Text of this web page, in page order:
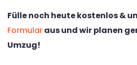
Fülle noch heute kostenlos &
Formularaus und wir planen
Umzug!